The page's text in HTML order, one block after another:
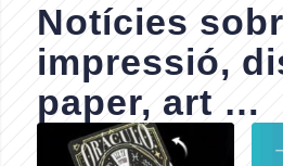
Notícies
impressió,
paper, art …